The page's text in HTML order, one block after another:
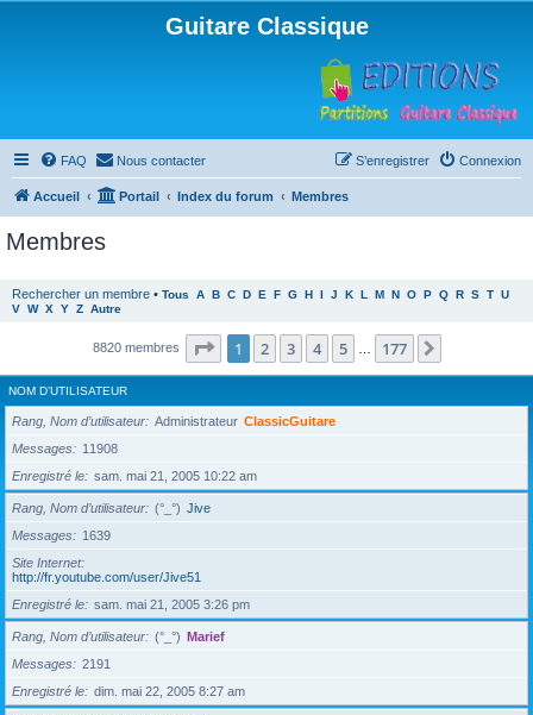
Guitare Classique
FAQ Nous contacter Connexion
S’enregistrer
Accueil Portail Index du forum Membres
Membres
Rechercher un membre • Tous A B C D E F G H I J K L M N O P Q R S T U
V W X Y Z Autre
8820 membres Page 1sur177
1 2 3 4 5 177
NOM D’UTILISATEUR
Rang, Nom d’utilisateur Administrateur ClassicGuitare
Messages
11908
Enregistré le
sam. mai 21, 2005 10:22 am
Rang, Nom d’utilisateur (°_°) Jive
Messages
1639
Site Internet
http://fr.youtube.com/user/Jive51
Enregistré le
sam. mai 21, 2005 3:26 pm
Rang, Nom d’utilisateur (°_°) Marief
Messages
2191
Enregistré le
dim. mai 22, 2005 8:27 am